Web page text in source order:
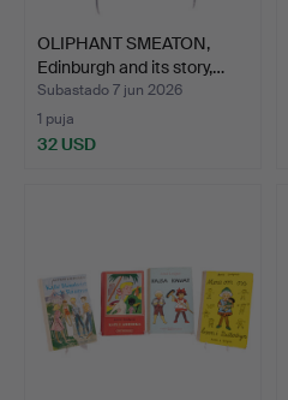
OLIPHANT SMEATON,
Edinburgh and its story,…
Subastado 7 jun 2026
1 puja
32 USD